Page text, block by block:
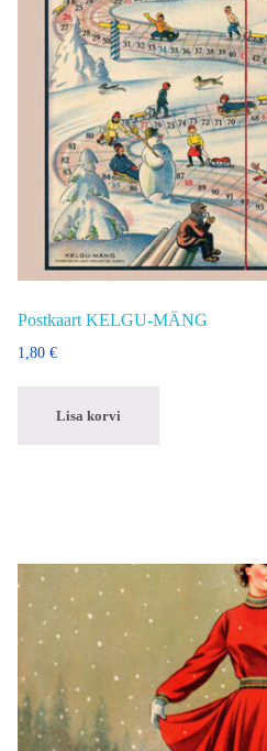
Postkaart KELGU-MÄNG
1,80 €
Lisa korvi